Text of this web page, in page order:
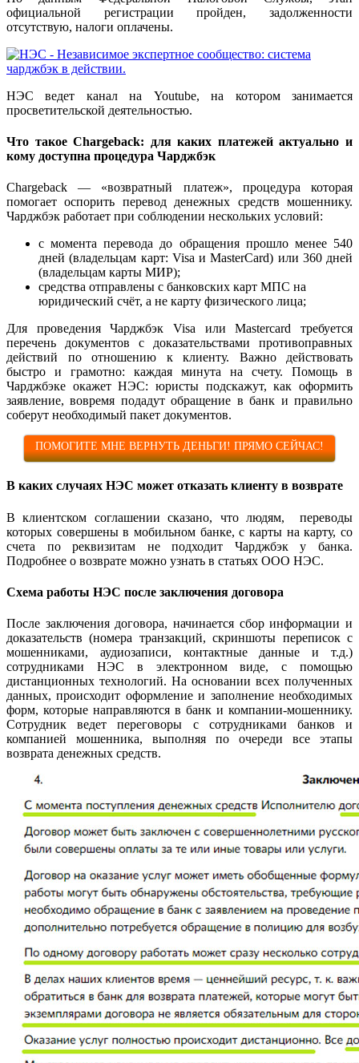
официальной регистрации пройден, задолженности
отсутствую, налоги оплачены.
НЭС ведет канал на Youtube, на котором занимается
просветительской деятельностью.
Что такое Chargeback: для каких платежей актуально и
кому доступна процедура Чарджбэк
Chargeback — «возвратный платеж», процедура которая
помогает оспорить перевод денежных средств мошеннику.
Чарджбэк работает при соблюдении нескольких условий:
с момента перевода до обращения прошло менее 540
дней (владельцам карт: Visa и MasterCard) или 360 дней
(владельцам карты МИР);
средства отправлены с банковских карт МПС на
юридический счёт, а не карту физического лица;
Для проведения Чарджбэк Visa или Mastercard требуется
перечень документов с доказательствами противоправных
действий по отношению к клиенту. Важно действовать
быстро и грамотно: каждая минута на счету. Помощь в
Чарджбэке окажет НЭС: юристы подскажут, как оформить
заявление, вовремя подадут обращение в банк и правильно
соберут необходимый пакет документов.
ПОМОГИТЕ МНЕ ВЕРНУТЬ ДЕНЬГИ! ПРЯМО СЕЙЧАС!
В каких случаях НЭС может отказать клиенту в возврате
В клиентском соглашении сказано, что людям, переводы
которых совершены в мобильном банке, с карты на карту, со
счета по реквизитам не подходит Чарджбэк у банка.
Подробнее о возврате можно узнать в статьях ООО НЭС.
Схема работы НЭС после заключения договора
После заключения договора, начинается сбор информации и
доказательств (номера транзакций, скриншоты переписок с
мошенниками, аудиозаписи, контактные данные и т.д.)
сотрудниками НЭС в электронном виде, с помощью
дистанционных технологий. На основании всех полученных
данных, происходит оформление и заполнение необходимых
форм, которые направляются в банк и компании-мошеннику.
Сотрудник ведет переговоры с сотрудниками банков и
компанией мошенника, выполняя по очереди все этапы
возврата денежных средств.